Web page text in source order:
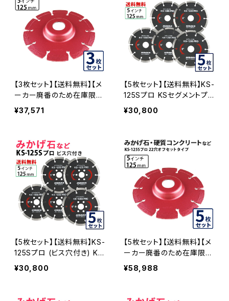
PRO-B-03
【3枚セット】【送料無料】【メ
ーカー廃番のため在庫限り
で終売予定】KSダイヤセグ
メント KS-125Sプロ 22穴
プ(ハットタイプ) 5インチ み
かげ石・硬質コンクリートな
ど (ks-125spro-of22)ダイ
ヤモンドカッター 刃キワ切
り コーナーカット 水平切断
KS-125SPRO-OF22-03
¥37,571
【5枚セット】【送料無料】KS-
125Sプロ KSセグメントプ
ロ 5インチ 125mm みかげ
石などの切断用 ダイヤセグ
刃(ks-125spro-05)
¥30,800
【5枚セット】【送料無料】KS-
125Sプロ (ビス穴付き) KS
セグメントプロ 5インチ 125
mm みかげ石などの切断用
ドカッター 刃 ビス3個付属
¥30,800
【5枚セット】【送料無料】【メ
ーカー廃番のため在庫限り
で終売予定】KSダイヤセグ
メント KS-125Sプロ 22穴
プ(ハットタイプ) 5インチ み
¥58,988